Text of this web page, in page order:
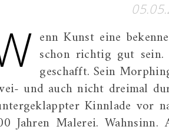
enn Kunst eine
schon richtig gut
geschafft. Sein
und auch nicht dreimal
Kinnlade vor
Jahren Malerei.